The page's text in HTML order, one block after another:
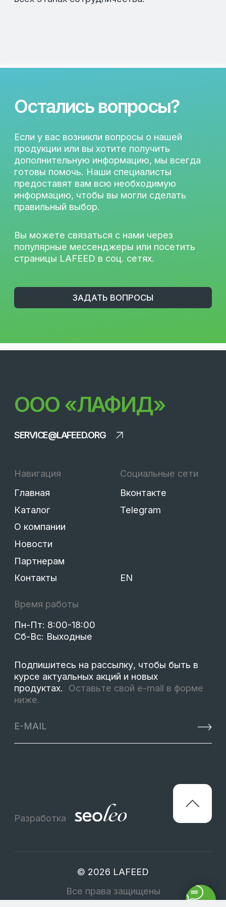
© 2026 LAFEED
Политика конфиденциальности
Все права защищены